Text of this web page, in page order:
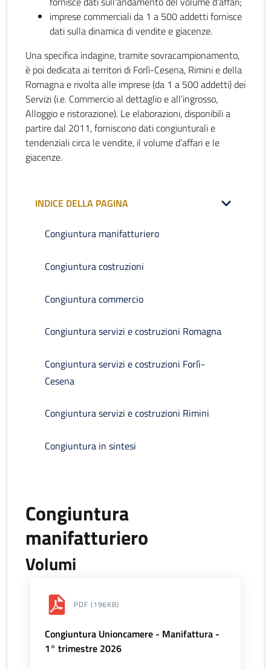
imprese commerciali da 1 a 500 addetti fornisce
dati sulla dinamica di vendite e giacenze.
Una specifica indagine, tramite sovracampionamento,
è poi dedicata ai territori di Forlì-Cesena, Rimini e della
Romagna e rivolta alle imprese (da 1 a 500 addetti) dei
Servizi (i.e. Commercio al dettaglio e all’ingrosso,
Alloggio e ristorazione). Le elaborazioni, disponibili a
partire dal 2011, forniscono dati congiunturali e
tendenziali circa le vendite, il volume d’affari e le
giacenze.
INDICE DELLA PAGINA
Congiuntura manifatturiero
Congiuntura costruzioni
Congiuntura commercio
Congiuntura servizi e costruzioni Romagna
Congiuntura servizi e costruzioni Forlì-
Cesena
Congiuntura servizi e costruzioni Rimini
Congiuntura in sintesi
Congiuntura
manifatturiero
Volumi
PDF (196KB)
Congiuntura Unioncamere - Manifattura -
1° trimestre 2026